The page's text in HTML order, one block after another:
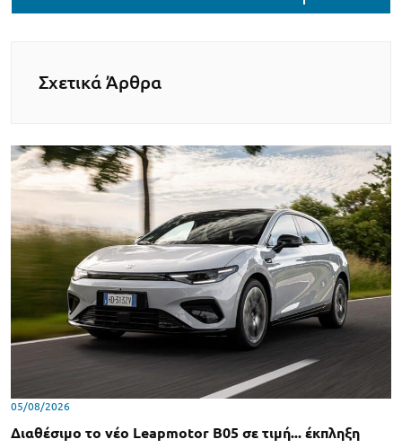
Σχετικά Άρθρα
05/08/2026
Διαθέσιμο το νέο Leapmotor B05 σε τιμή... έκπληξη